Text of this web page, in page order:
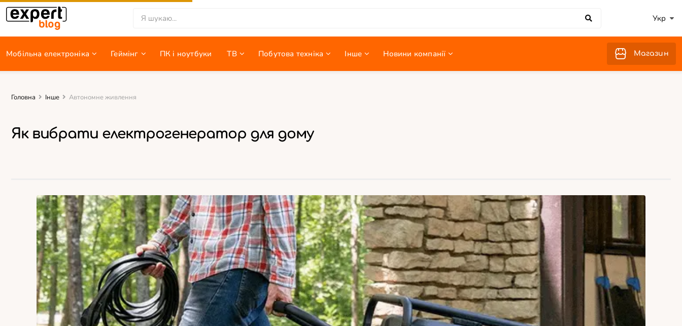
Укр
Мобільна електроніка Геймінг ПК i ноутбуки ТВ Побутова техніка Інше Новини компанії Магазин
Головна Інше Автономне живлення
Як вибрати електрогенератор для дому